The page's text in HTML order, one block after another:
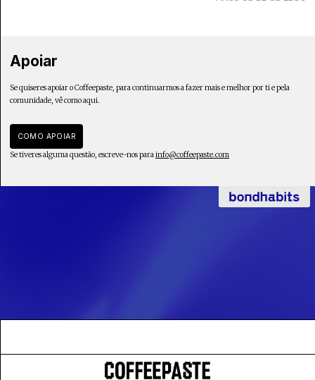
Apoiar
Se quiseres apoiar o Coffeepaste, para continuarmos a fazer mais e melhor por ti e pela
comunidade, vê como aqui.
COMO APOIAR
Se tiveres alguma questão, escreve-nos parainfo@coffeepaste.com